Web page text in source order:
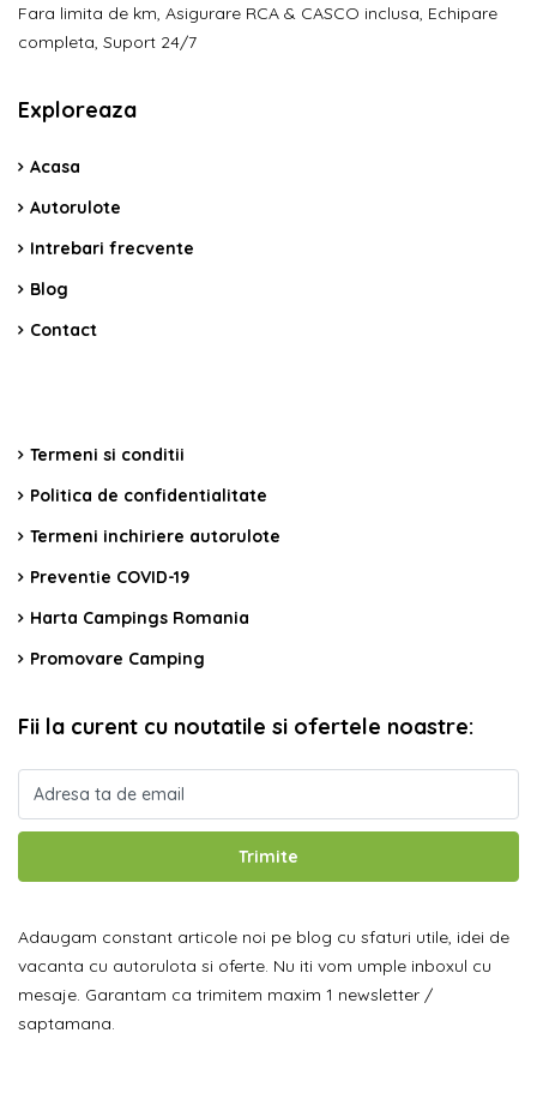
Fara limita de km, Asigurare RCA & CASCO inclusa, Echipare
completa, Suport 24/7
Exploreaza
Acasa
Autorulote
Intrebari frecvente
Blog
Contact
Termeni si conditii
Politica de confidentialitate
Termeni inchiriere autorulote
Preventie COVID-19
Harta Campings Romania
Promovare Camping
Fii la curent cu noutatile si ofertele noastre:
Trimite
Adaugam constant articole noi pe blog cu sfaturi utile, idei de
vacanta cu autorulota si oferte. Nu iti vom umple inboxul cu
mesaje. Garantam ca trimitem maxim 1 newsletter /
saptamana.